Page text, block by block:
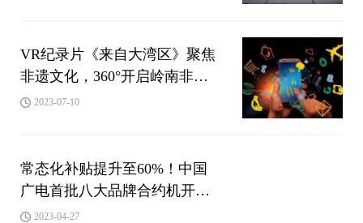
VR纪录片《来自大湾区》聚焦
非遗文化，360°开启岭南非遗
时光之旅
2023-07-10
常态化补贴提升至60%！中国
广电首批八大品牌合约机开
售！2023-04-27